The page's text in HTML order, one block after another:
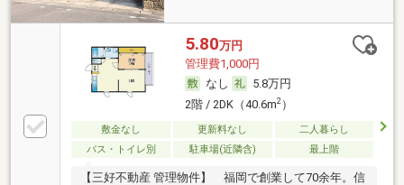
5.80万円
管理費1,000円
なし
5.8万円
2階 / 2DK（40.6m2）
敷金なし 更新料なし
二人暮らし
バス・トイレ別
駐車場(近隣含) 最上階
【三好不動産 管理物件】 福岡で創業して70余年。信